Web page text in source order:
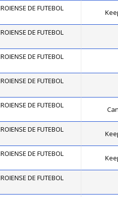
DE FUTEBOL
DE FUTEBOL
DE FUTEBOL
DE FUTEBOL
DE FUTEBOL
DE FUTEBOL
DE FUTEBOL
DE FUTEBOL